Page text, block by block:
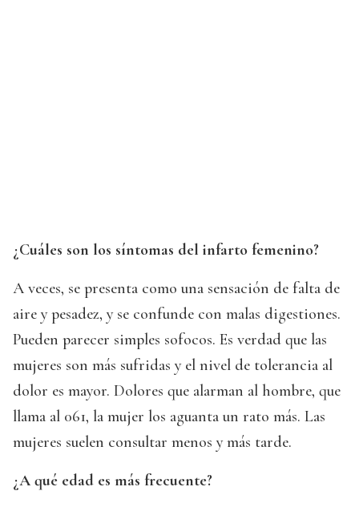
¿Cuáles son los síntomas del infarto femenino?
A veces, se presenta como una sensación de falta de
aire y pesadez, y se confunde con malas digestiones.
Pueden parecer simples sofocos. Es verdad que las
mujeres son más sufridas y el nivel de tolerancia al
dolor es mayor. Dolores que alarman al hombre, que
llama al 061, la mujer los aguanta un rato más. Las
mujeres suelen consultar menos y más tarde.
¿A qué edad es más frecuente?